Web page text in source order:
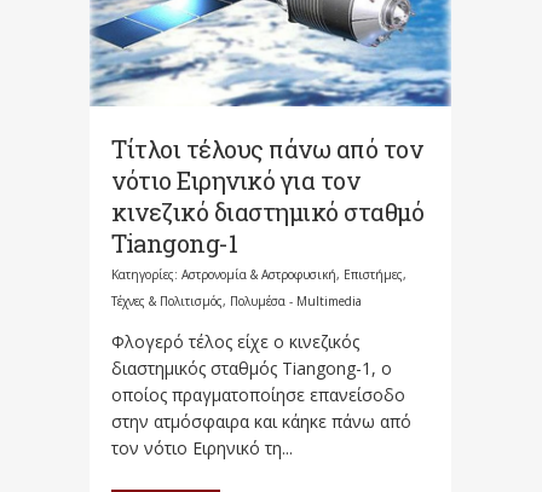
Τίτλοι τέλους πάνω από τον
νότιο Ειρηνικό για τον
κινεζικό διαστημικό σταθμό
Tiangong-1
Κατηγορίες: Αστρονομία & Αστροφυσική, Επιστήμες,
Τέχνες & Πολιτισμός, Πολυμέσα - Multimedia
Φλογερό τέλος είχε ο κινεζικός
διαστημικός σταθμός Tiangong-1, ο
οποίος πραγματοποίησε επανείσοδο
στην ατμόσφαιρα και κάηκε πάνω από
τον νότιο Ειρηνικό τη...